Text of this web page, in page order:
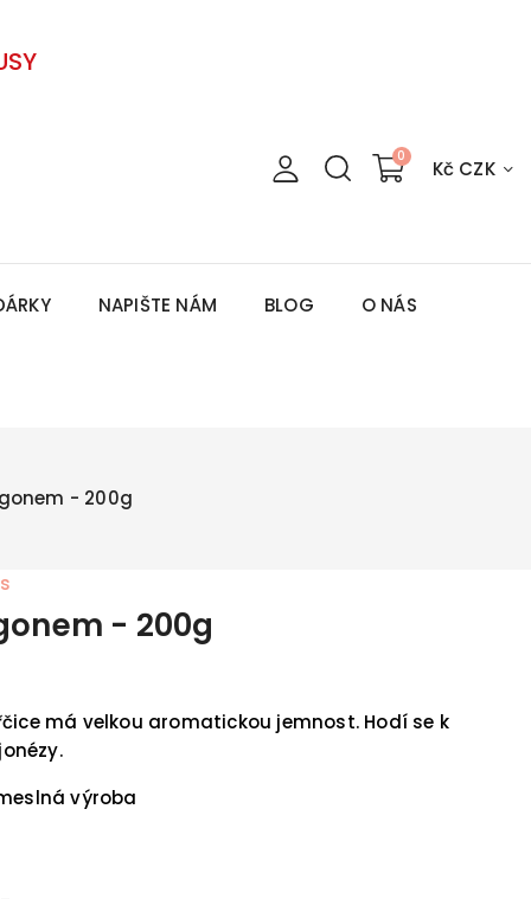
Kč CZK
NAPIŠTE NÁM BLOG O NÁS
- 200g
- 200g
má velkou aromatickou jemnost. Hodí se k
výroba